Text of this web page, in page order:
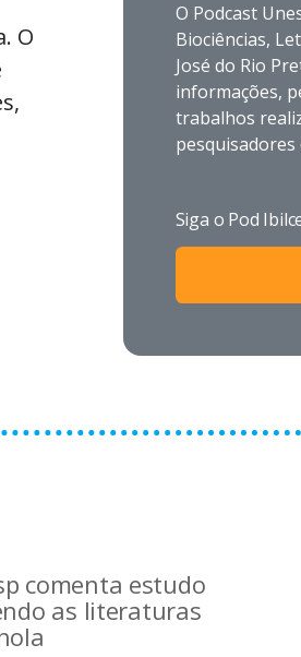
O
O Podcast
Biociências,
José do Rio
informações,
trabalhos
pesquisadores
Siga o Pod
comenta estudo
as literaturas